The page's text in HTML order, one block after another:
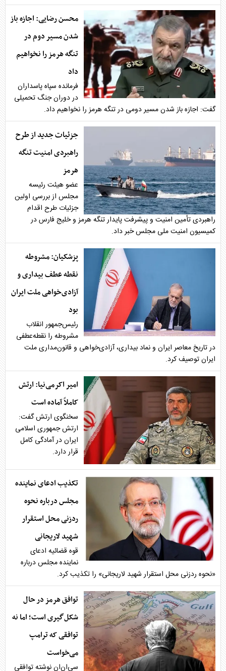
محسن رضایی: اجازه باز
شدن مسیر دوم در
تنگه هرمز را نخواهیم
داد
فرمانده سپاه پاسداران
در دوران جنگ تحمیلی
گفت: اجازه باز شدن مسیر دومی در تنگه هرمز را نخواهیم داد.
جزئیات جدید از طرح
راهبردی امنیت تنگه
هرمز
عضو هیئت رئیسه
مجلس از بررسی اولین
جزئیات طرح اقدام
راهبردی تأمین امنیت و پیشرفت پایدار تنگه هرمز و خلیج فارس در
کمیسیون امنیت ملی مجلس خبر داد.
پزشکیان: مشروطه
نقطه عطف بیداری و
آزادی‌خواهی ملت ایران
بود
رئیس‌جمهور انقلاب
مشروطه را نقطه‌عطفی
در تاریخ معاصر ایران و نماد بیداری، آزادی‌خواهی و قانون‌مداری ملت
ایران توصیف کرد.
امیر اکرمی‌نیا: ارتش
کاملاً آماده است
سخنگوی ارتش گفت:
ارتش جمهوری اسلامی
ایران در آمادگی کامل
قرار دارد.
تکذیب ادعای نماینده
مجلس درباره نحوه
ردزنی محل استقرار
شهید لاریجانی
قوه قضائیه ادعای
نماینده مجلس درباره
«نحوه ردزنی محل استقرار شهید لاریجانی» را تکذیب کرد.
توافق هرمز در حال
شکل‌گیری است؛ اما نه
توافقی که ترامپ
می‌خواست
سی‌ان‌ان نوشته توافقی